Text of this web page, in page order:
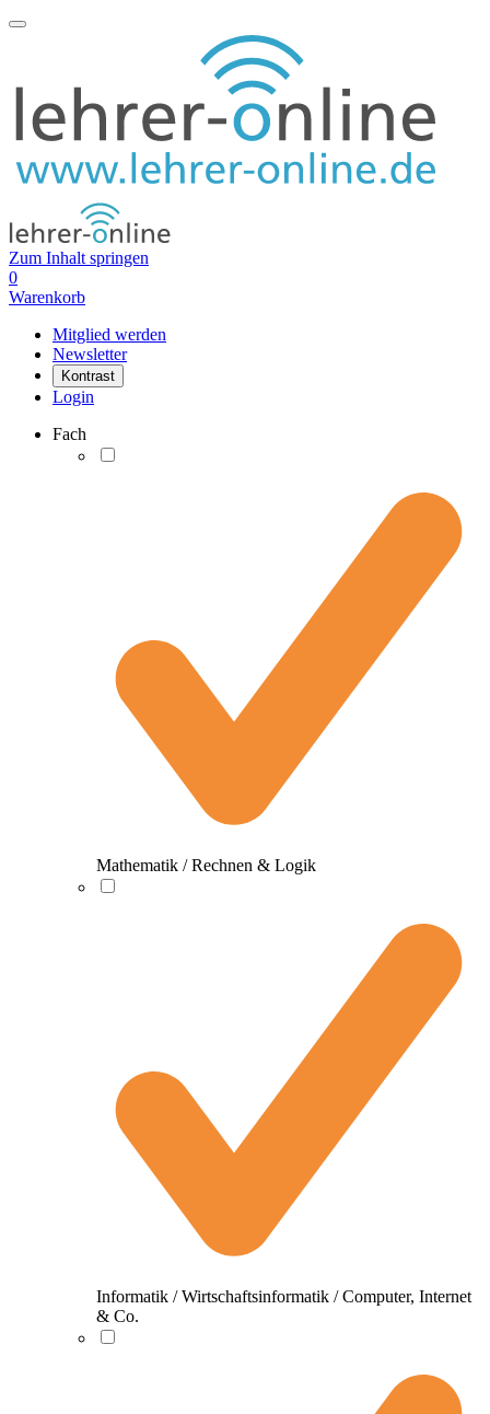
Zum Inhalt springen
0
Warenkorb
Mitglied werden
Newsletter
Kontrast
Login
Fach
Mathematik / Rechnen & Logik
Informatik / Wirtschaftsinformatik / Computer, Internet
& Co.